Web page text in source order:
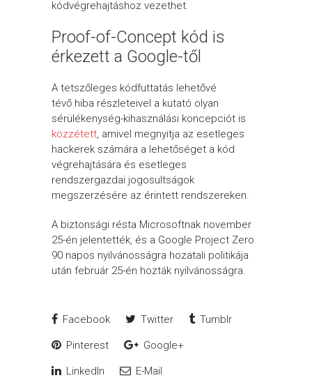
kódvégrehajtáshoz vezethet.
Proof-of-Concept kód is
érkezett a Google-től
A tetszőleges kódfuttatás lehetővé
tévő hiba részleteivel a kutató olyan
sérülékenység-kihasználási koncepciót is
közzétett , amivel megnyitja az esetleges
hackerek számára a lehetőséget a kód
végrehajtására és esetleges
rendszergazdai jogosultságok
megszerzésére az érintett rendszereken.
A biztonsági résta Microsoftnak november
25-én jelentették, és a Google Project Zero
90 napos nyilvánosságra hozatali politikája
után február 25-én hozták nyilvánosságra.
Facebook Twitter Tumblr
Pinterest Google+
LinkedIn E-Mail